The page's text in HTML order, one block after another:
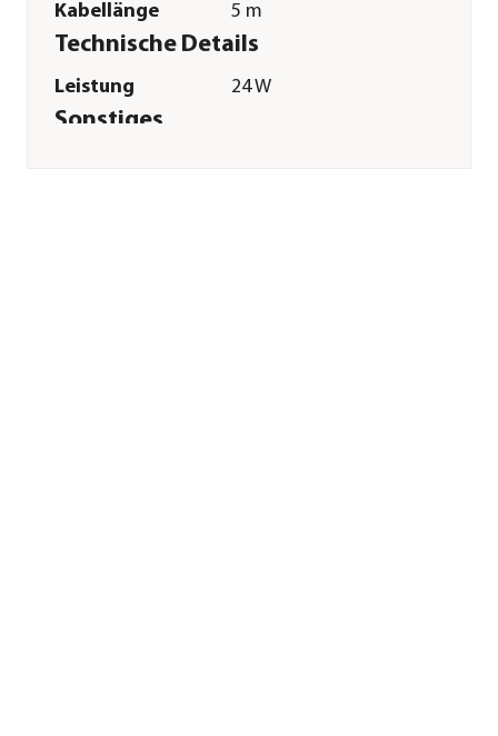
Kabellänge 5 m
Technische Details
Leistung 24 W
Sonstiges